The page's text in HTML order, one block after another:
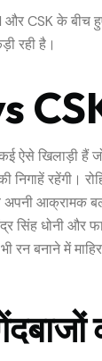
और CSK के बीच
रही है।
ऐसे खिलाड़ी हैं
निगाहें रहेंगी।
अपनी आक्रामक
सिंह धोनी और
भी रन बनाने में